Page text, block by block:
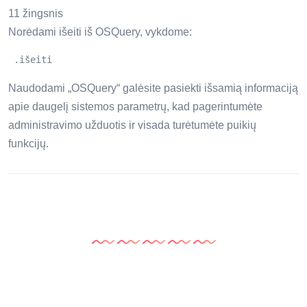
11 žingsnis
Norėdami išeiti iš OSQuery, vykdome:
.išeiti
Naudodami „OSQuery“ galėsite pasiekti išsamią informaciją
apie daugelį sistemos parametrų, kad pagerintumėte
administravimo užduotis ir visada turėtumėte puikių
funkcijų.